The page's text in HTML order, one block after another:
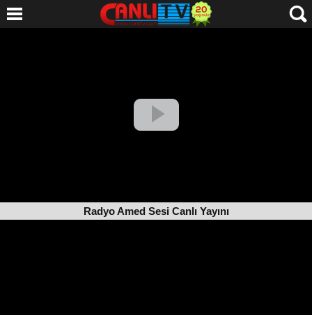
Radyo Amed Sesi Canlı Yayını